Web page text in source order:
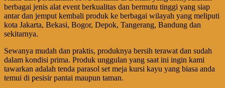
berbagai jenis alat event berkualitas dan bermutu tinggi yang siap
antar dan jemput kembali produk ke berbagai wilayah yang meliputi
kota Jakarta, Bekasi, Bogor, Depok, Tangerang, Bandung dan
sekitarnya.
Sewanya mudah dan praktis, produknya bersih terawat dan sudah
dalam kondisi prima. Produk unggulan yang saat ini ingin kami
tawarkan adalah tenda parasol set meja kursi kayu yang biasa anda
temui di pesisir pantai maupun taman.